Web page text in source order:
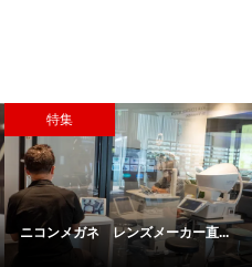
＜動画あり＞『お茶と眠りのめぐ